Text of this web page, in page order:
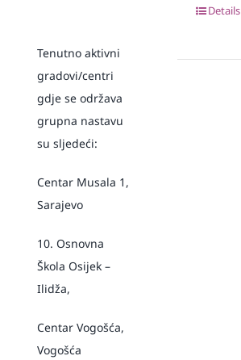
Tenutno aktivni
gradovi/centri
gdje se održava
grupna nastavu
su sljedeći:
Centar Musala 1,
Sarajevo
10. Osnovna
Škola Osijek –
Ilidža,
Centar Vogošća,
Vogošća
Details